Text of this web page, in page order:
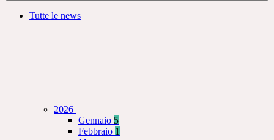
Tutte le news
2026
Gennaio 5
Febbraio 1